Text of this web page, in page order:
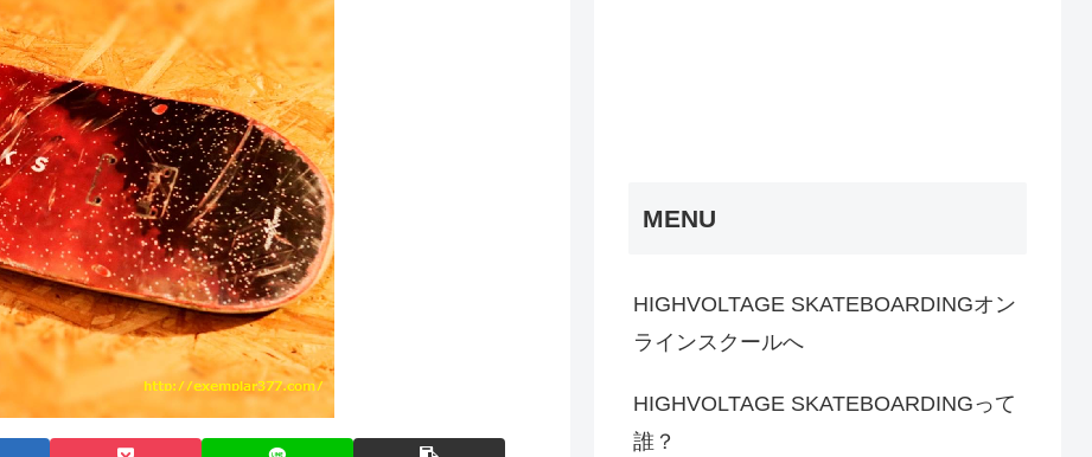
MENU
HIGHVOLTAGE SKATEBOARDINGオン
ラインスクールへ
HIGHVOLTAGE SKATEBOARDINGって
誰？